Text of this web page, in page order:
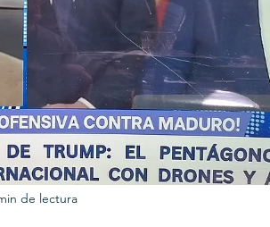
de lectura